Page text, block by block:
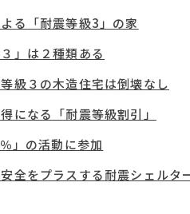
る「耐震等級3」の家
」は２種類ある
級３の木造住宅は倒壊なし
になる「耐震等級割引」
」の活動に参加
全をプラスする耐震シェルタ